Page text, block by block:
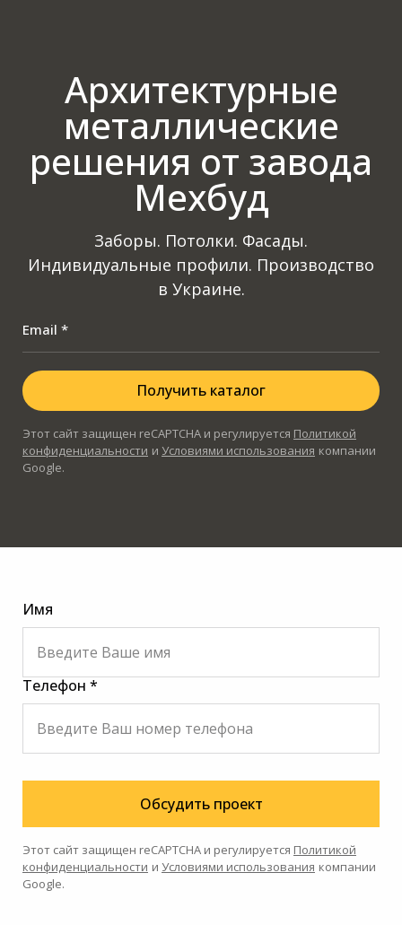
Архитектурные
металлические
решения от завода
Мехбуд
Заборы. Потолки. Фасады.
Индивидуальные профили. Производство
в Украине.
Email *
Получить каталог
Этот сайт защищен reCAPTCHA и регулируется Политикой
конфиденциальности и Условиями использования компании
Google.
Имя
Телефон *
Обсудить проект
Этот сайт защищен reCAPTCHA и регулируется Политикой
конфиденциальности и Условиями использования компании
Google.